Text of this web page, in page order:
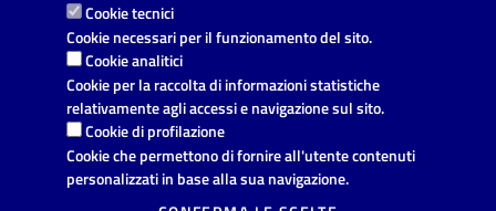
Cookie tecnici
Cookie necessari per il funzionamento del sito.
Cookie analitici
Cookie per la raccolta di informazioni statistiche
relativamente agli accessi e navigazione sul sito.
Cookie di profilazione
Cookie che permettono di fornire all'utente contenuti
personalizzati in base alla sua navigazione.
Dichiarazione di accessibilità
Note legali
Domande frequenti
Richiesta di assistenza